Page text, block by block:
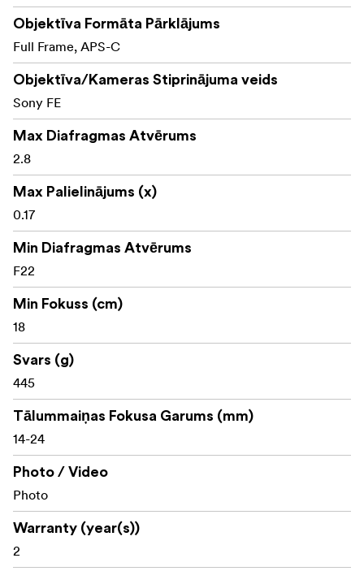
Lineārais STM ātrai un klusai autofokusēšanai
15 elementu, 11 grupu optiskais dizains ar augstākās
Minimālais fokusēšanas attālums: 0,18 m ar
palielinājumu līdz 0,26x
Objektīva Formāta Pārklājums
Full Frame, APS-C
Objektīva/Kameras Stiprinājuma veids
Sony FE
Max Diafragmas Atvērums
2.8
Max Palielinājums (x)
0.17
Min Diafragmas Atvērums
F22
Min Fokuss (cm)
18
Svars (g)
445
Tālummaiņas Fokusa Garums (mm)
14-24
Photo / Video
Photo
Warranty (year(s))
2